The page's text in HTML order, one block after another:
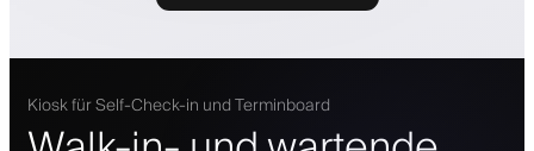
Kiosk für Self-Check-in und Terminboard